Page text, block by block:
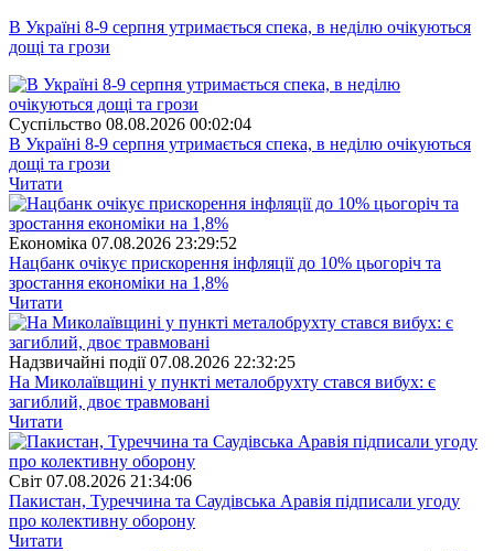
В Україні 8-9 серпня утримається спека, в неділю очікуються
дощі та грози
Суспiльство 08.08.2026 00:02:04
В Україні 8-9 серпня утримається спека, в неділю очікуються
дощі та грози
Читати
Економіка 07.08.2026 23:29:52
Нацбанк очікує прискорення інфляції до 10% цьогоріч та
зростання економіки на 1,8%
Читати
Надзвичайні події 07.08.2026 22:32:25
На Миколаївщині у пункті металобрухту стався вибух: є
загиблий, двоє травмовані
Читати
Свiт 07.08.2026 21:34:06
Пакистан, Туреччина та Саудівська Аравія підписали угоду
про колективну оборону
Читати